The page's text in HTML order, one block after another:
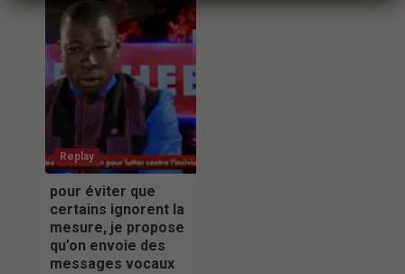
Replay
pour éviter que
certains ignorent la
mesure, je propose
qu’on envoie des
messages vocaux